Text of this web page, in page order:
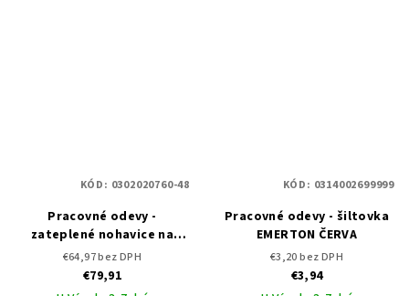
Pracovné odevy -
zateplené nohavice na
traky EMERTON WINTER
ČERVA
€64,97 bez DPH
€79,91
KÓD: 0302020760-48
Pracovné odevy - šiltovka
EMERTON ČERVA
€3,20 bez DPH
€3,94
KÓD: 0314002699999